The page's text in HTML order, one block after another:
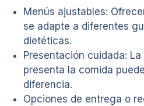
Menús ajustables:
se adapte a diferentes
dietéticas.
Presentación cuidada:
presenta la comida
diferencia.
Opciones de entrega o